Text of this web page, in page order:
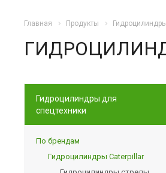
Главная Продукты Гидроцилиндры
Гидроцилиндры для
спецтехники
По брендам
Гидроцилиндры Caterpillar